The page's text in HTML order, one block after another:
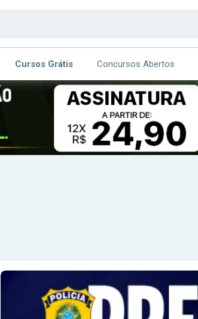
Cursos Grátis Concursos Abertos